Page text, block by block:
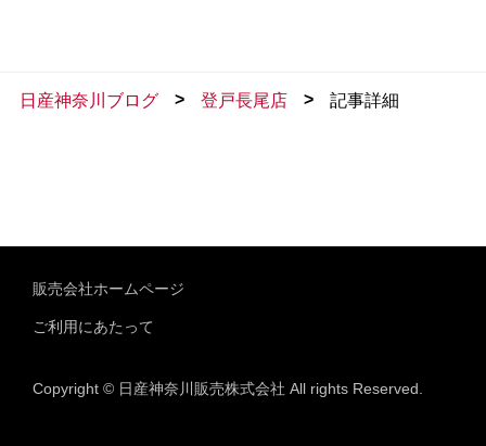
日産神奈川ブログ > 登戸長尾店 > 記事詳細
販売会社ホームページ
ご利用にあたって
Copyright © 日産神奈川販売株式会社 All rights Reserved.